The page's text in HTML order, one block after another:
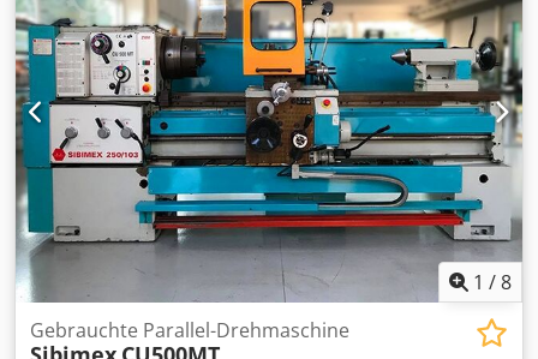
Drehzahl 800 Rpm Vorschub X - Achse 10000 mm/min.
Vorschub Z- Achse 10000 mm/min.
1 /8
Gebrauchte Parallel-Drehmaschine